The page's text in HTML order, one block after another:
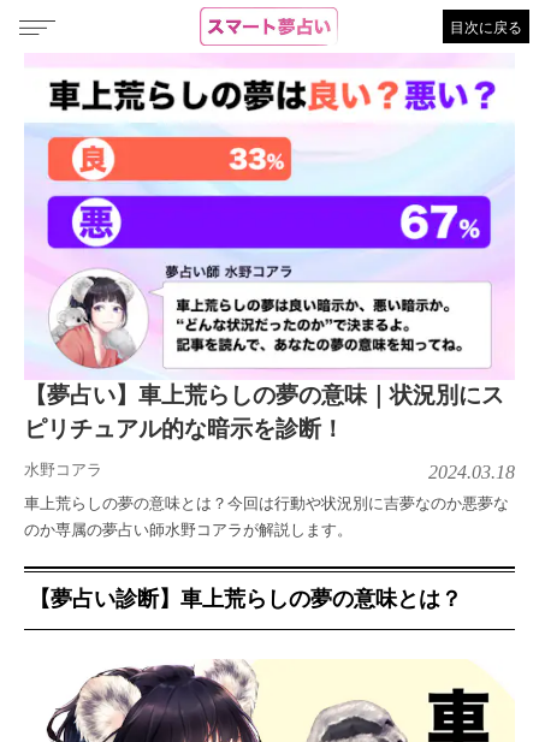
目次に戻る
【夢占い】車上荒らしの夢の意味｜状況別にス
ピリチュアル的な暗示を診断！
水野コアラ 2024.03.18
車上荒らしの夢の意味とは？今回は行動や状況別に吉夢なのか悪夢な
のか専属の夢占い師水野コアラが解説します。
【夢占い診断】車上荒らしの夢の意味とは？